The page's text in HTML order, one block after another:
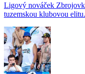
Ligový nováček
tuzemskou klubovou